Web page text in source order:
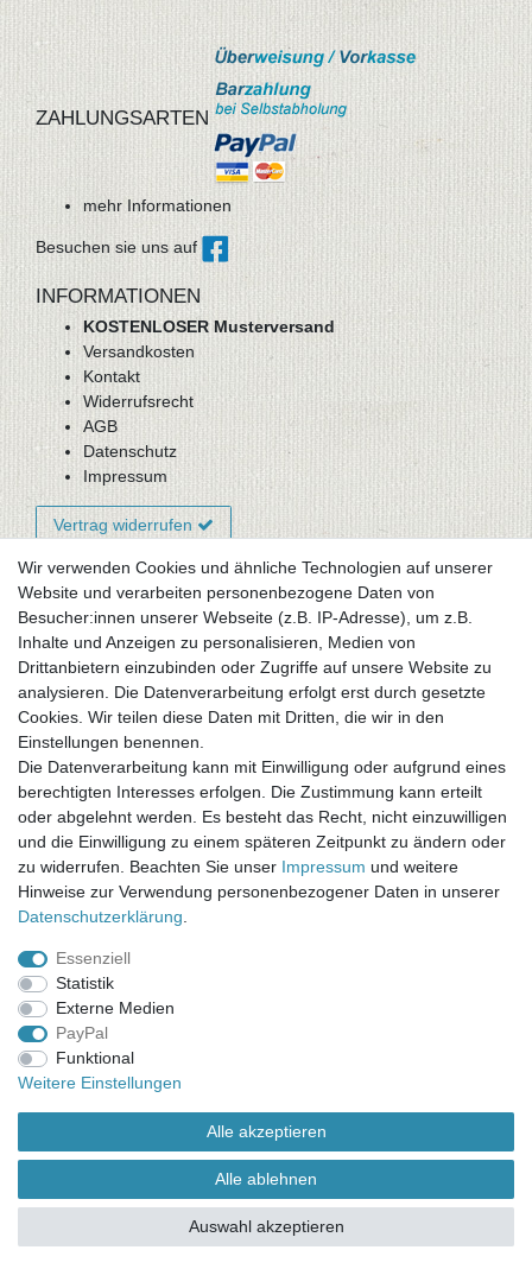
ZAHLUNGSARTEN
mehr Informationen
Besuchen sie uns auf
INFORMATIONEN
KOSTENLOSER Musterversand
Versandkosten
Kontakt
Widerrufsrecht
AGB
Datenschutz
Impressum
Vertrag widerrufen
Newsletter-Anmeldung
FAQ / Fragen
Mein Warenkorb
Mein Merkzettel
Mein Konto
UNSER LADENGESCHÄFT
Gottlieb-Daimler-Str. 10
33334 Gütersloh
ÖFFNUNGSZEITEN
Montag - Dienstag: 8.00 - 18.00 Uhr, Mittwoch Ruhetag,
Donnerstag: 8.00 - 18.00 Uhr, Freitag 8.00 - 14.00 Uhr
KUNDENSERVICE
Telefon: (05241) 403 22 38
E-Mail: info@stoffamstueck.de
Alle Preise inklusive gesetzlicher Mehrwertsteuer und
zuzüglichVersandkosten. * Pflichtfeld
Wir verwenden Cookies und ähnliche Technologien auf unserer
Website und verarbeiten personenbezogene Daten von
Besucher:innen unserer Webseite (z.B. IP-Adresse), um z.B.
Inhalte und Anzeigen zu personalisieren, Medien von
Drittanbietern einzubinden oder Zugriffe auf unsere Website zu
analysieren. Die Datenverarbeitung erfolgt erst durch gesetzte
Cookies. Wir teilen diese Daten mit Dritten, die wir in den
Einstellungen benennen.
Die Datenverarbeitung kann mit Einwilligung oder aufgrund eines
berechtigten Interesses erfolgen. Die Zustimmung kann erteilt
oder abgelehnt werden. Es besteht das Recht, nicht einzuwilligen
und die Einwilligung zu einem späteren Zeitpunkt zu ändern oder
zu widerrufen. Beachten Sie unser Impressum und weitere
Hinweise zur Verwendung personenbezogener Daten in unserer
Daten­schutz­erklärung
Essenziell
Statistik
Externe Medien
PayPal
Funktional
Weitere Einstellungen
Alle akzeptieren
Alle ablehnen
Auswahl akzeptieren